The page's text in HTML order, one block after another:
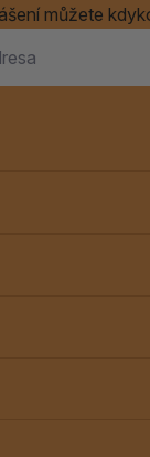
můžete